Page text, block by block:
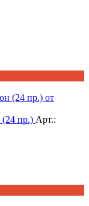
пр.) Арт.: